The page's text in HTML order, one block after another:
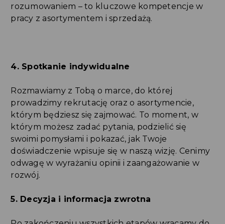
rozumowaniem – to kluczowe kompetencje w
pracy z asortymentem i sprzedażą.
4. Spotkanie indywidualne
Rozmawiamy z Tobą o marce, do której
prowadzimy rekrutację oraz o asortymencie,
którym będziesz się zajmować. To moment, w
którym możesz zadać pytania, podzielić się
swoimi pomysłami i pokazać, jak Twoje
doświadczenie wpisuje się w naszą wizję. Cenimy
odwagę w wyrażaniu opinii i zaangażowanie w
rozwój.
5. Decyzja i informacja zwrotna